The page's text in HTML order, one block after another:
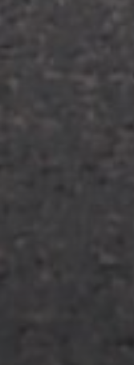
VÁROSHÁZA
ÖNKORMÁNYZAT